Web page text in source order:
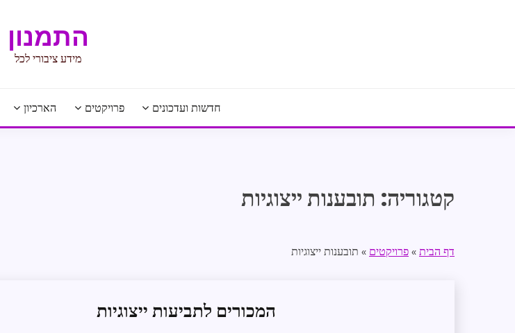
התמנון
מידע ציבורי לכל
חדשות ועדכונים פרויקטים הארכיון
קטגוריה: תובענות ייצוגיות
דף הבית » פרויקטים » תובענות ייצוגיות
חדשות
המכורים לתביעות ייצוגיות